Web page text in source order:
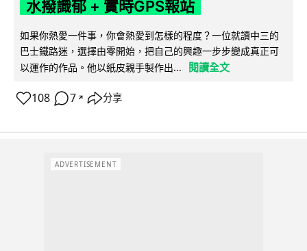
水撥識郁 + 實時GPS報站
如果你熱愛一件事，你會熱愛到怎樣的程度？一位就讀中三的
巴士鐵路迷，選擇由零開始，把自己的興趣一步步變成真正可
以運作的作品。他以紙皮親手製作出...
閱讀全文
108 7 ↗ 分享
ADVERTISEMENT